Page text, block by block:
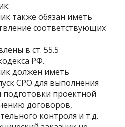
также обязан иметь
соответствующих
в ст. 55.5
РФ.
должен иметь
СРО для выполнения
проектной
договоров,
контроля и т.д.